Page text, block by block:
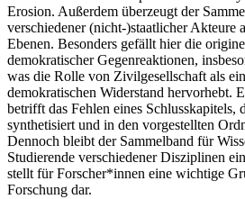
Erosion. Außerdem überzeugt der
verschiedener (nicht-)staatlicher Akteure
Ebenen. Besonders gefällt hier die
demokratischer Gegenreaktionen,
was die Rolle von Zivilgesellschaft als
demokratischen Widerstand hervorhebt.
betrifft das Fehlen eines Schlusskapitels,
synthetisiert und in den vorgestellten
Dennoch bleibt der Sammelband für
Studierende verschiedener Disziplinen
stellt für Forscher*innen eine wichtige
Forschung dar.